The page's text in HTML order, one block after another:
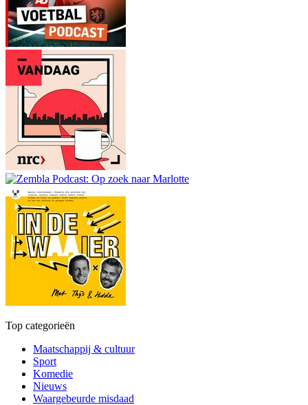
Top categorieën
Maatschappij & cultuur
Sport
Komedie
Nieuws
Waargebeurde misdaad